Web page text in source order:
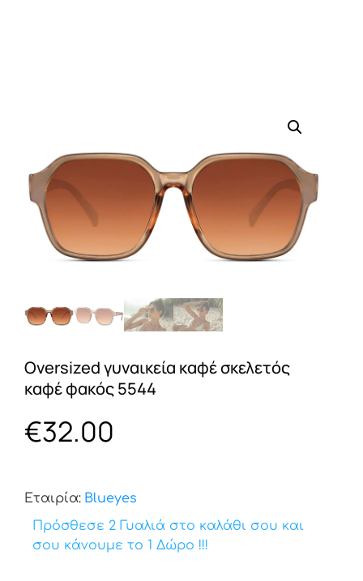
Oversized γυναικεία καφέ σκελετός
καφέ φακός 5544
€32.00
Εταιρία: Βlueyes
Πρόσθεσε 2 Γυαλιά στο καλάθι σου και
σου κάνουμε το 1 Δώρο !!!